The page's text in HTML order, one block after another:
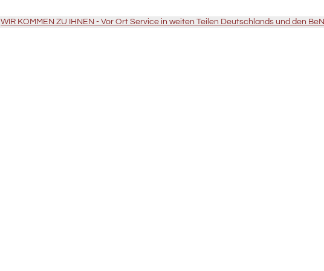
WIR KOMMEN ZU IHNEN - Vor Ort Service in weiten Teilen Deutschlands und den